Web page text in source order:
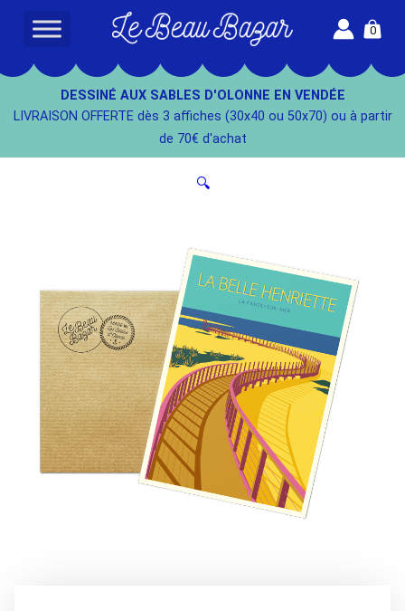
L
e
B
e
a
u
B
a
r
-
0
DESSINÉ AUX SABLES D'OLONNE EN VENDÉE
LIVRAISON OFFERTE dès 3 affiches (30x40 ou 50x70) ou à partir
de 70€ d'achat
🔍